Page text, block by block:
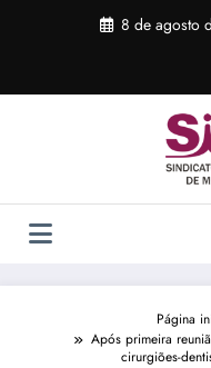
8 de agosto
Página
Após primeira
cirurgiões-